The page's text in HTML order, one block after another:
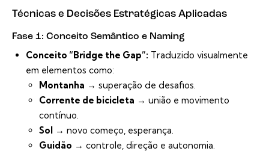
Técnicas e Decisões Estratégicas Aplicadas
Fase 1: Conceito Semântico e Naming
Conceito “Bridge the Gap”: Traduzido visualmente
em elementos como:
Montanha → superação de desafios.
Corrente de bicicleta → união e movimento
contínuo.
Sol → novo começo, esperança.
Guidão → controle, direção e autonomia.